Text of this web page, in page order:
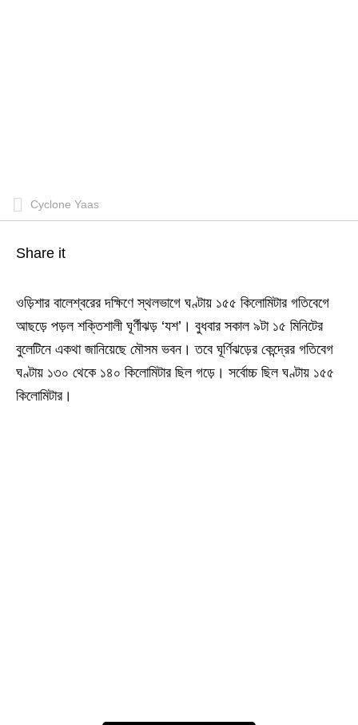
Cyclone Yaas
Share it
ওড়িশার বালেশ্বরের দক্ষিণে স্থলভাগে ঘণ্টায় ১৫৫ কিলোমিটার গতিবেগে
আছড়ে পড়ল শক্তিশালী ঘূর্ণীঝড় ‘যশ’। বুধবার সকাল ৯টা ১৫ মিনিটের
বুলেটিনে একথা জানিয়েছে মৌসম ভবন। তবে ঘূর্ণিঝড়ের কেন্দ্রের গতিবেগ
ঘণ্টায় ১৩০ থেকে ১৪০ কিলোমিটার ছিল গড়ে। সর্বোচ্চ ছিল ঘণ্টায় ১৫৫
কিলোমিটার।